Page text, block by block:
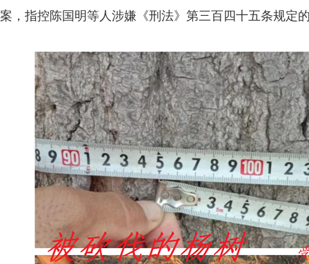
案，指控陈国明等人涉嫌《刑法》第三百四十五条规定